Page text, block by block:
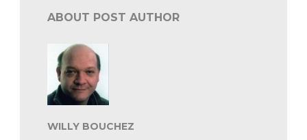
ABOUT POST AUTHOR
WILLY BOUCHEZ